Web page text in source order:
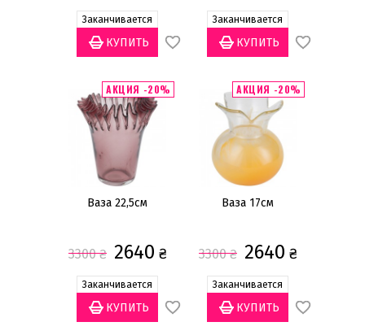
Заканчивается Заканчивается
АКЦИЯ -20%
Ваза 22,5см
3300 ₴ 2640 ₴
Заканчивается
АКЦИЯ -20%
Ваза 17см
3300 ₴ 2640 ₴
Заканчивается